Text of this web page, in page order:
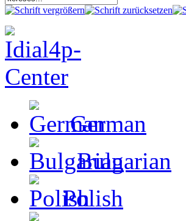
German
Bulgarian
Polish